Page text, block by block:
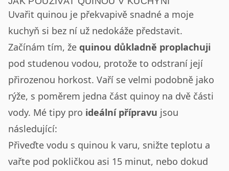
Uvařit quinou je překvapivě snadné a moje
kuchyň si bez ní už nedokáže představit.
Začínám tím, že quinou důkladně proplachuji
pod studenou vodou, protože to odstraní její
přirozenou horkost. Vaří se velmi podobně jako
rýže, s poměrem jedna část quinoy na dvě části
vody. Mé tipy pro ideální přípravu jsou
následující:
Přiveďte vodu s quinou k varu, snižte teplotu a
vařte pod pokličkou asi 15 minut, nebo dokud